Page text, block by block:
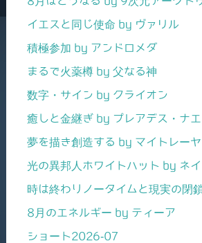
イエスと同じ使命 by ヴァリル
積極参加 by アンドロメダ
まるで火薬樽 by 父なる神
数字・サイン by クライオン
癒しと金継ぎ by プレアデス・ナ
夢を描き創造する by マイトレーヤ
光の異邦人ホワイトハット by ネ
時は終わりノータイムと現実の閉
8月のエネルギー by ティーア
ショート2026-07